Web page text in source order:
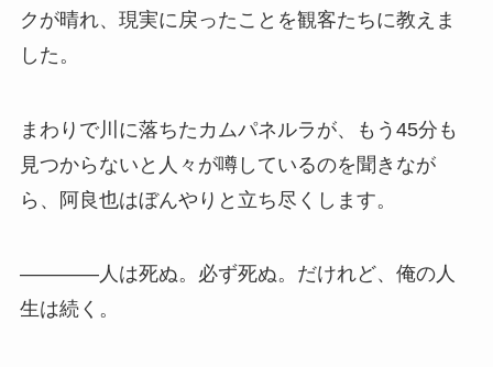
クが晴れ、現実に戻ったことを観客たちに教えま
した。
まわりで川に落ちたカムパネルラが、もう45分も
見つからないと人々が噂しているのを聞きなが
ら、阿良也はぼんやりと立ち尽くします。
――――人は死ぬ。必ず死ぬ。だけれど、俺の人
生は続く。